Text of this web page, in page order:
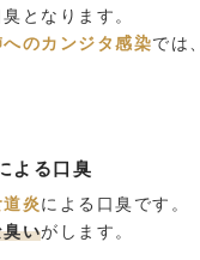
となります。
へのカンジタ感染では、
よる口臭
炎による口臭です。
臭いがします。